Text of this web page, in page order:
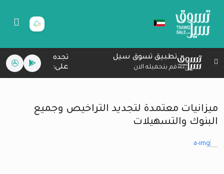
تطبيق تسوق سيل
قم بتحميله الان
تجده
على:
ميزانيات معتمدة لتجديد التراخيص وجميع
البنوك والتسهيلات